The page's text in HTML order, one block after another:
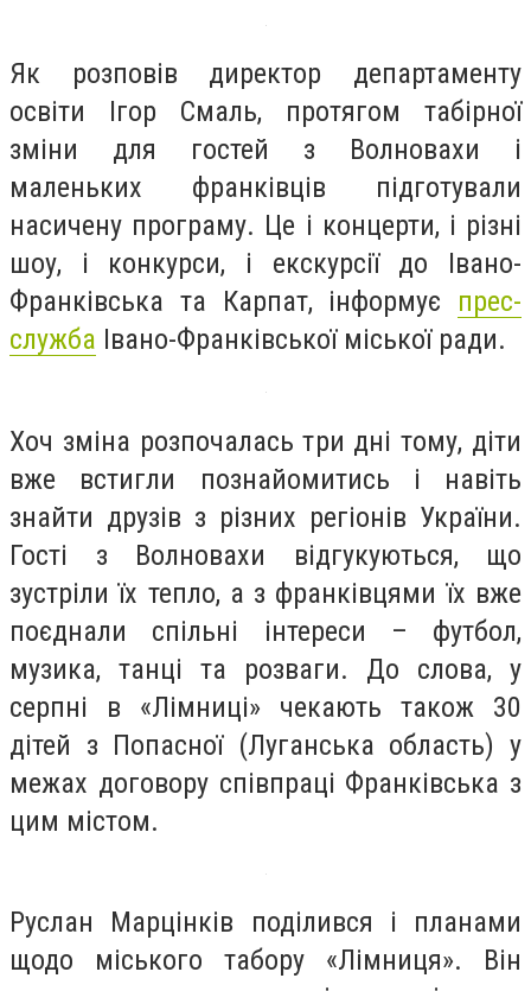
Як розповів директор департаменту
освіти Ігор Смаль, протягом табірної
зміни для гостей з Волновахи і
маленьких франківців підготували
насичену програму. Це і концерти, і різні
шоу, і конкурси, і екскурсії до Івано-
Франківська та Карпат, інформує прес-
служба Івано-Франківської міської ради.
Хоч зміна розпочалась три дні тому, діти
вже встигли познайомитись і навіть
знайти друзів з різних регіонів України.
Гості з Волновахи відгукуються, що
зустріли їх тепло, а з франківцями їх вже
поєднали спільні інтереси – футбол,
музика, танці та розваги. До слова, у
серпні в «Лімниці» чекають також 30
дітей з Попасної (Луганська область) у
межах договору співпраці Франківська з
цим містом.
Руслан Марцінків поділився і планами
щодо міського табору «Лімниця». Він